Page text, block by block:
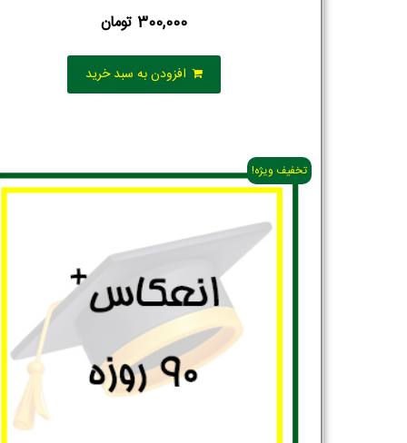
300,000 تومان
افزودن به سبد خرید
تخفیف ویژه!